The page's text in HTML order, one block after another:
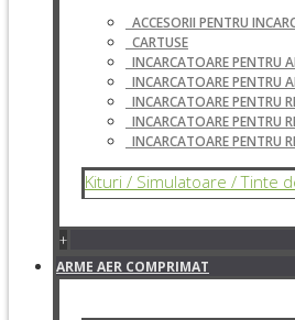
ACCESORII PENTRU
CARTUSE
INCARCATOARE PENTRU
INCARCATOARE PENTRU
INCARCATOARE PENTRU
INCARCATOARE PENTRU
INCARCATOARE PENTRU
Kituri / Simulatoare / Tinte
+
ARME AER COMPRIMAT